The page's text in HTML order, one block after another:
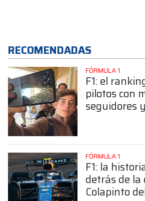
RECOMENDADAS
FÓRMULA 1
F1: el
pilotos con
seguidores
FÓRMULA 1
F1: la
detrás de la
Colapinto